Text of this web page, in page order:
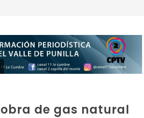
de gas natural